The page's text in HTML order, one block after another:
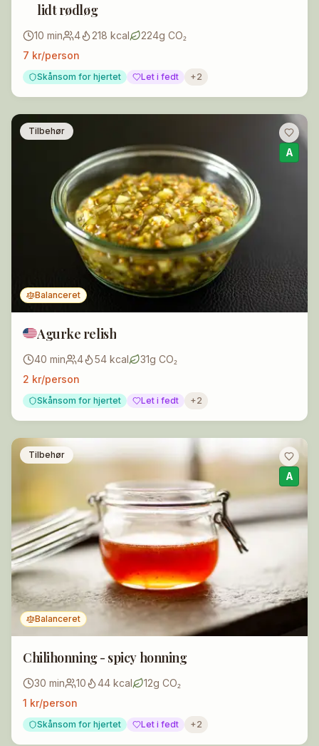
lidt rødløg
10 min 4 218 kcal 224g CO₂
7 kr/person
Skånsom for hjertet Let i fedt +2
Balanceret
Tilbehør
A
Agurke relish
40 min 4 54 kcal 31g CO₂
2 kr/person
Skånsom for hjertet Let i fedt +2
Balanceret
Tilbehør
A
Chilihonning - spicy honning
30 min 10 44 kcal 12g CO₂
1 kr/person
Skånsom for hjertet Let i fedt +2